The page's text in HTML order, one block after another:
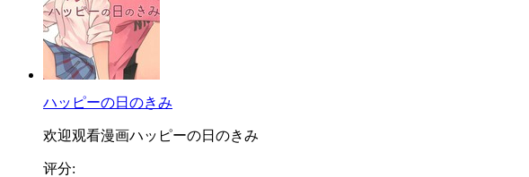
ハッピーの日のきみ
欢迎观看漫画ハッピーの日のきみ
评分: